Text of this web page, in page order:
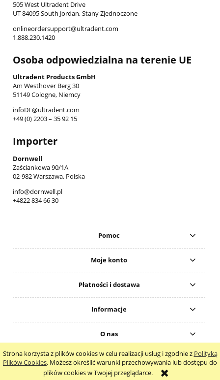
Strona korzysta z plików cookies w celu realizacji usług i zgodnie z Polityką
Plików Cookies. Możesz określić warunki przechowywania lub dostępu do
plików cookies w Twojej przeglądarce.
505 West Ultradent Drive
UT 84095 South Jordan, Stany Zjednoczone
onlineordersupport@ultradent.com
1.888.230.1420
Osoba odpowiedzialna na terenie UE
Ultradent Products GmbH
Am Westhover Berg 30
51149 Cologne, Niemcy
infoDE@ultradent.com
+49 (0) 2203 – 35 92 15
Importer
Dornwell
Zaściankowa 90/1A
02-982 Warszawa, Polska
info@dornwell.pl
+4822 834 66 30
Pomoc
Moje konto
Płatności i dostawa
Informacje
O nas
pokaż pełną wersję strony
Sklep internetowy Shoper.pl